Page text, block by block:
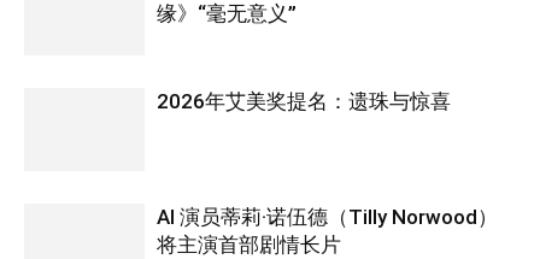
缘》“毫无意义”
2026年艾美奖提名：遗珠与惊喜
AI 演员蒂莉·诺伍德（Tilly Norwood）
将主演首部剧情长片